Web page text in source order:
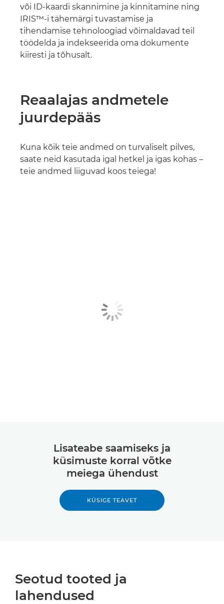
või ID-kaardi skannimine ja kinnitamine ning
IRIS™-i tähemärgi tuvastamise ja
tihendamise tehnoloogiad võimaldavad teil
töödelda ja indekseerida oma dokumente
kiiresti ja tõhusalt.
Reaalajas andmetele
juurdepääs
Kuna kõik teie andmed on turvaliselt pilves,
saate neid kasutada igal hetkel ja igas kohas –
teie andmed liiguvad koos teiega!
Lisateabe saamiseks ja
küsimuste korral võtke
meiega ühendust
KÜSIGE TEAVET
Seotud tooted ja
lahendused